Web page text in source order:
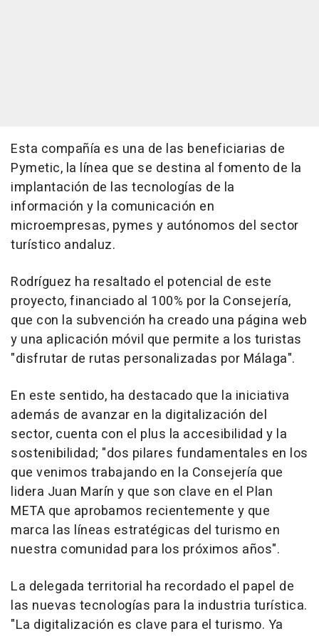
Esta compañía es una de las beneficiarias de
Pymetic, la línea que se destina al fomento de la
implantación de las tecnologías de la
información y la comunicación en
microempresas, pymes y autónomos del sector
turístico andaluz.
Rodríguez ha resaltado el potencial de este
proyecto, financiado al 100% por la Consejería,
que con la subvención ha creado una página web
y una aplicación móvil que permite a los turistas
"disfrutar de rutas personalizadas por Málaga".
En este sentido, ha destacado que la iniciativa
además de avanzar en la digitalización del
sector, cuenta con el plus la accesibilidad y la
sostenibilidad; "dos pilares fundamentales en los
que venimos trabajando en la Consejería que
lidera Juan Marín y que son clave en el Plan
META que aprobamos recientemente y que
marca las líneas estratégicas del turismo en
nuestra comunidad para los próximos años".
La delegada territorial ha recordado el papel de
las nuevas tecnologías para la industria turística.
"La digitalización es clave para el turismo. Ya